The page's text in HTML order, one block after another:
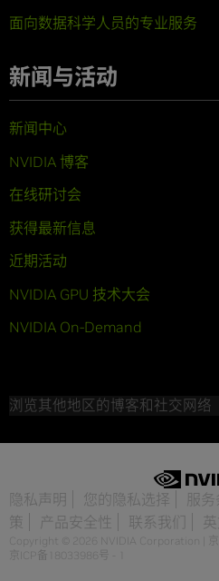
面向数据科学人员的专业服务
新闻与活动
新闻中心
NVIDIA 博客
在线研讨会
获得最新信息
近期活动
NVIDIA GPU 技术大会
NVIDIA On-Demand
浏览其他地区的博客和社交网络
隐私声明 您的隐私选择 服
策
产品安全性 联系我们
Copyright © 2026 NVIDIA Corporation
京ICP备18033986号 - 1